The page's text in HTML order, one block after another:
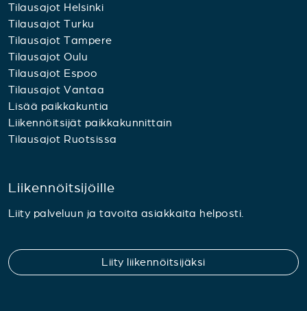
Tilausajot Helsinki
Tilausajot Turku
Tilausajot Tampere
Tilausajot Oulu
Tilausajot Espoo
Tilausajot Vantaa
Lisää paikkakuntia
Liikennöitsijät paikkakunnittain
Tilausajot Ruotsissa
Liikennöitsijöille
Liity palveluun ja tavoita asiakkaita helposti.
Liity liikennöitsijäksi